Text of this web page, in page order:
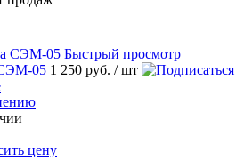
Быстрый просмотр
СЭМ-05 1 250 руб. / шт
цену